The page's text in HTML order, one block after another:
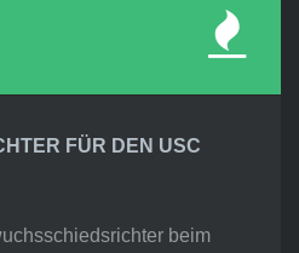
FÜR DEN USC
beim